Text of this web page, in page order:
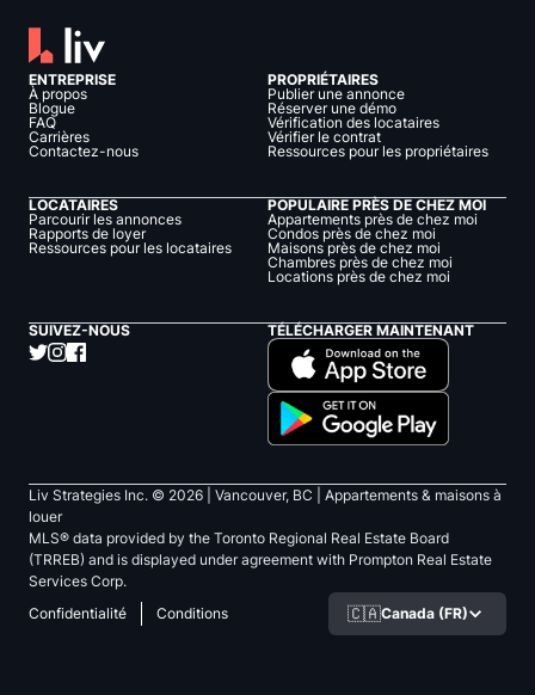
ENTREPRISE
À propos
Blogue
FAQ
Carrières
Contactez-nous
PROPRIÉTAIRES
Publier une annonce
Réserver une démo
Vérification des locataires
Vérifier le contrat
Ressources pour les propriétaires
LOCATAIRES
Parcourir les annonces
Rapports de loyer
Ressources pour les locataires
POPULAIRE PRÈS DE CHEZ MOI
Appartements près de chez moi
Condos près de chez moi
Maisons près de chez moi
Chambres près de chez moi
Locations près de chez moi
SUIVEZ-NOUS TÉLÉCHARGER MAINTENANT
Liv Strategies Inc. © 2026 | Vancouver, BC |
Appartements & maisons à
louer
MLS® data provided by the Toronto Regional Real Estate Board
(TRREB) and is displayed under agreement with Prompton Real Estate
Services Corp.
Confidentialité
Conditions 🇨🇦Canada (FR)